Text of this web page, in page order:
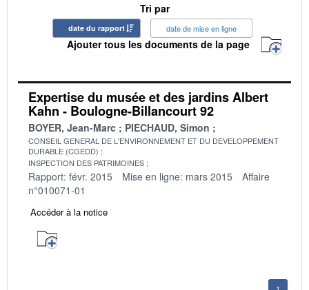
Tri par
date du rapport date de mise en ligne
Ajouter tous les documents de la page
Expertise du musée et des jardins Albert
Kahn - Boulogne-Billancourt 92
BOYER, Jean-Marc PIECHAUD, Simon
CONSEIL GENERAL DE L'ENVIRONNEMENT ET DU DEVELOPPEMENT
DURABLE (CGEDD)
INSPECTION DES PATRIMOINES
Rapport: févr. 2015 Mise en ligne: mars 2015
Affaire
n°010071-01
Accéder à la notice